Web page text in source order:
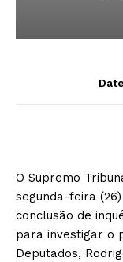
O Supremo
segunda-feira
conclusão de
para investigar o
Deputados,